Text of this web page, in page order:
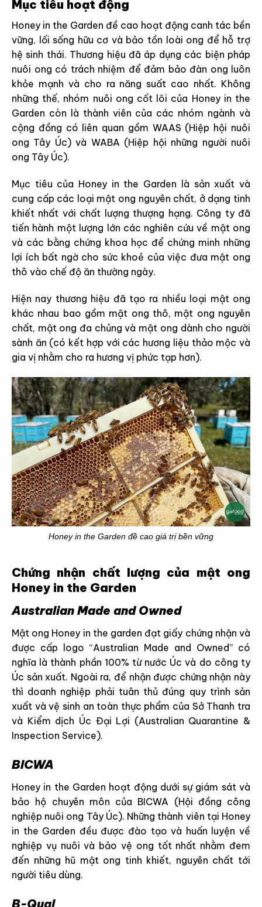
Mục tiêu hoạt động
Honey in the Garden đề cao hoạt động canh tác bền
vững, lối sống hữu cơ và bảo tồn loài ong để hỗ trợ
hệ sinh thái. Thương hiệu đã áp dụng các biện pháp
nuôi ong có trách nhiệm để đảm bảo đàn ong luôn
khỏe mạnh và cho ra năng suất cao nhất. Không
những thế, nhóm nuôi ong cốt lõi của Honey in the
Garden còn là thành viên của các nhóm ngành và
cộng đồng có liên quan gồm WAAS (Hiệp hội nuôi
ong Tây Úc) và WABA (Hiệp hội những người nuôi
ong Tây Úc).
Mục tiêu của Honey in the Garden là sản xuất và
cung cấp các loại mật ong nguyên chất, ở dạng tinh
khiết nhất với chất lượng thượng hạng. Công ty đã
tiến hành một lượng lớn các nghiên cứu về mật ong
và các bằng chứng khoa học để chứng minh những
lợi ích bất ngờ cho sức khoẻ của việc đưa mật ong
thô vào chế độ ăn thường ngày.
Hiện nay thương hiệu đã tạo ra nhiều loại mật ong
khác nhau bao gồm mật ong thô, mật ong nguyên
chất, mật ong đa chủng và mật ong dành cho người
sành ăn (có kết hợp với các hương liệu thảo mộc và
gia vị nhằm cho ra hương vị phức tạp hơn).
Honey in the Garden đề cao giá trị bền vững
Chứng nhận chất lượng của mật ong
Honey in the Garden
Australian Made and Owned
Mật ong Honey in the garden đạt giấy chứng nhận và
được cấp logo “Australian Made and Owned” có
nghĩa là thành phần 100% từ nước Úc và do công ty
Úc sản xuất. Ngoài ra, để nhận được chứng nhận này
thì doanh nghiệp phải tuân thủ đúng quy trình sản
xuất và vệ sinh an toàn thực phẩm của Sở Thanh tra
và Kiểm dịch Úc Đại Lợi (Australian Quarantine &
Inspection Service).
BICWA
Honey in the Garden hoạt động dưới sự giám sát và
bảo hộ chuyên môn của BICWA (Hội đồng công
nghiệp nuôi ong Tây Úc). Những thành viên tại Honey
in the Garden đều được đào tạo và huấn luyện về
nghiệp vụ nuôi và bảo vệ ong tốt nhất nhằm đem
đến những hũ mật ong tinh khiết, nguyên chất tới
người tiêu dùng.
B-Qual